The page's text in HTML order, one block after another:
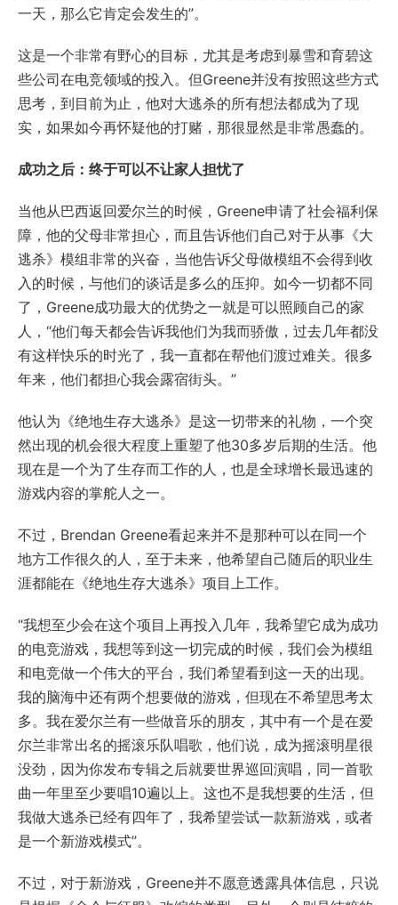
一天，那么它肯定会发生的”。
这是一个非常有野心的目标，尤其是考虑到暴雪和育碧这
些公司在电竞领域的投入。但Greene并没有按照这些方式
思考，到目前为止，他对大逃杀的所有想法都成为了现
实，如果如今再怀疑他的打赌，那很显然是非常愚蠢的。
成功之后：终于可以不让家人担忧了
当他从巴西返回爱尔兰的时候，Greene申请了社会福利保
障，他的父母非常担心，而且告诉他们自己对于从事《大
逃杀》模组非常的兴奋，当他告诉父母做模组不会得到收
入的时候，与他们的谈话是多么的压抑。如今一切都不同
了，Greene成功最大的优势之一就是可以照顾自己的家
人，“他们每天都会告诉我他们为我而骄傲，过去几年都没
有这样快乐的时光了，我一直都在帮他们渡过难关。很多
年来，他们都担心我会露宿街头。”
他认为《绝地生存大逃杀》是这一切带来的礼物，一个突
然出现的机会很大程度上重塑了他30多岁后期的生活。他
现在是一个为了生存而工作的人，也是全球增长最迅速的
游戏内容的掌舵人之一。
不过，Brendan Greene看起来并不是那种可以在同一个
地方工作很久的人，至于未来，他希望自己随后的职业生
涯都能在《绝地生存大逃杀》项目上工作。
“我想至少会在这个项目上再投入几年，我希望它成为成功
的电竞游戏，我想等到这一切完成的时候，我们会为模组
和电竞做一个伟大的平台，我们希望看到这一天的出现。
我的脑海中还有两个想要做的游戏，但现在不希望思考太
多。我在爱尔兰有一些做音乐的朋友，其中有一个是在爱
尔兰非常出名的摇滚乐队唱歌，他们说，成为摇滚明星很
没劲，因为你发布专辑之后就要世界巡回演唱，同一首歌
曲一年里至少要唱10遍以上。这也不是我想要的生活，但
我做大逃杀已经有四年了，我希望尝试一款新游戏，或者
是一个新游戏模式”。
不过，对于新游戏，Greene并不愿意透露具体信息，只说